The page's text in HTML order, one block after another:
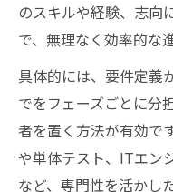
のスキルや経験、志向
で、無理なく効率的な
具体的には、要件定義
でをフェーズごとに分
者を置く方法が有効で
や単体テスト、ITエン
など、専門性を活かし